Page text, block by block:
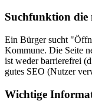
Suchfunktion die
Ein Bürger sucht
Kommune. Die Seite
ist weder barrierefrei
gutes SEO (Nutzer
Wichtige